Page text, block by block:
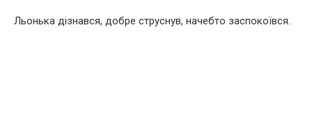
Льонька дізнався, добре струснув, начебто заспокоївся.